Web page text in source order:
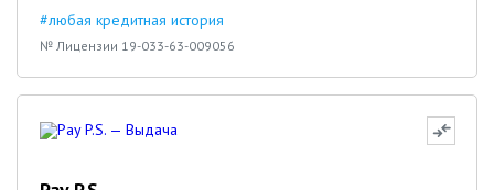
#любая кредитная история
№ Лицензии 19-033-63-009056